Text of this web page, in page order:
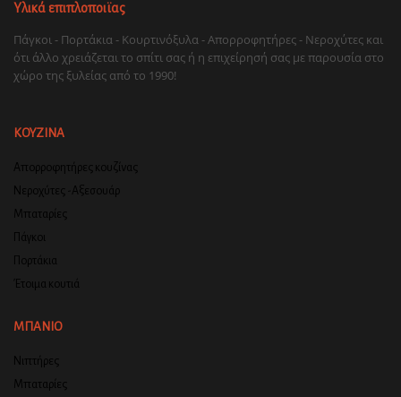
Υλικά επιπλοποιϊας
Πάγκοι - Πορτάκια - Κουρτινόξυλα - Απορροφητήρες - Νεροχύτες και
ότι άλλο χρειάζεται το σπίτι σας ή η επιχείρησή σας με παρουσία στο
χώρο της ξυλείας από το 1990!
ΚΟΥΖΙΝΑ
Απορροφητήρες κουζίνας
Νεροχύτες -Αξεσουάρ
Μπαταρίες
Πάγκοι
Πορτάκια
Έτοιμα κουτιά
ΜΠΑΝΙΟ
Νιπτήρες
Μπαταρίες